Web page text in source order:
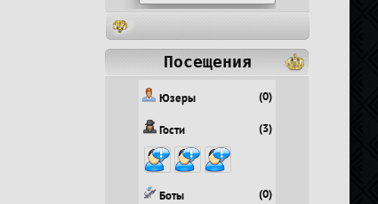
Посещения
Юзеры (0)
Гости (3)
Боты (0)